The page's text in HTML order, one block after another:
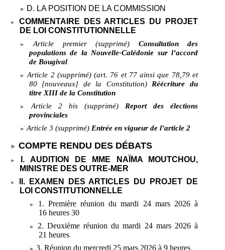
D. LA POSITION DE LA COMMISSION
COMMENTAIRE DES ARTICLES DU PROJET
DE LOI CONSTITUTIONNELLE
Article premier (supprimé) Consultation des
populations de la Nouvelle-Calédonie sur l’accord
de Bougival
Article 2 (supprimé) (art. 76 et 77 ainsi que 78,79 et
80 [nouveaux] de la Constitution) Réécriture du
titre XIII de la Constitution
Article
2 bis (supprimé) Report des élections
provinciales
Article 3 (supprimé) Entrée en vigueur de l’article 2
COMPTE RENDU DES DÉBATS
I. AUDITION DE MME NAÏMA MOUTCHOU,
MINISTRE DES OUTRE-MER
II. EXAMEN DES ARTICLES DU PROJET DE
LOI CONSTITUTIONNELLE
1. Première réunion du mardi 24 mars 2026 à
16 heures 30
2. Deuxième réunion du mardi 24 mars 2026 à
21 heures
3. Réunion du mercredi 25 mars 2026 à 9 heures